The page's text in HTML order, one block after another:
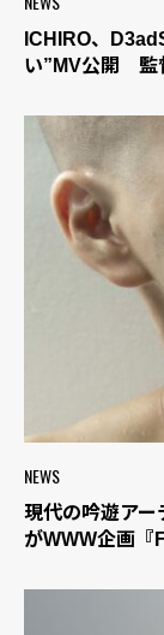
ICHIRO、
い”MV公開 監
NEWS
現代の吟遊ア
がWWW企画『